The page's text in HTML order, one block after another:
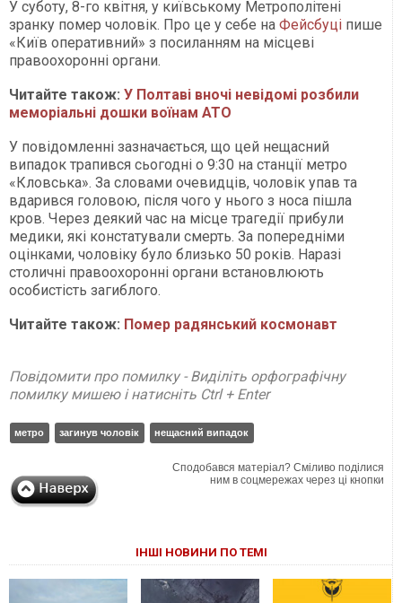
У суботу, 8-го квітня, у київському Метрополітені
зранку помер чоловік. Про це у себе на Фейсбуці пише
«Київ оперативний» з посиланням на місцеві
правоохоронні органи.
Читайте також: У Полтаві вночі невідомі розбили
меморіальні дошки воїнам АТО
У повідомленні зазначається, що цей нещасний
випадок трапився сьогодні о 9:30 на станції метро
«Кловська». За словами очевидців, чоловік упав та
вдарився головою, після чого у нього з носа пішла
кров. Через деякий час на місце трагедії прибули
медики, які констатували смерть. За попередніми
оцінками, чоловіку було близько 50 років. Наразі
столичні правоохоронні органи встановлюють
особистість загиблого.
Читайте також: Помер радянський космонавт
Повідомити про помилку - Виділіть орфографічну
помилку мишею і натисніть Ctrl + Enter
метро загинув чоловік нещасний випадок
Сподобався матеріал? Сміливо поділися
ним в соцмережах через ці кнопки
ІНШІ НОВИНИ ПО ТЕМІ